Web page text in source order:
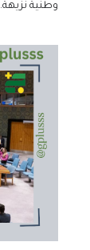
وطنية نزيهة.